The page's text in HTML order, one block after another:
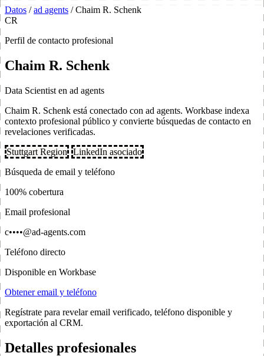
Datos / ad agents / Chaim R. Schenk
CR
Perfil de contacto profesional
Chaim R. Schenk
Data Scientist en ad agents
Chaim R. Schenk está conectado con ad agents. Workbase indexa
contexto profesional público y convierte búsquedas de contacto en
revelaciones verificadas.
Stuttgart Region
LinkedIn asociado
Búsqueda de email y teléfono
100% cobertura
Email profesional
c••••@ad-agents.com
Teléfono directo
Disponible en Workbase
Obtener email y teléfono
Regístrate para revelar email verificado, teléfono disponible y
exportación al CRM.
Detalles profesionales